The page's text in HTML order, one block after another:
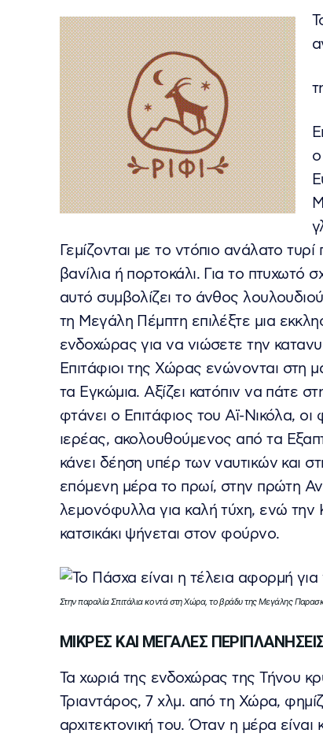
Γεμίζονται με το ντόπιο ανάλατο
βανίλια ή πορτοκάλι. Για το πτυχωτό
αυτό συμβολίζει το άνθος
τη Μεγάλη Πέμπτη επιλέξτε μια
ενδοχώρας για να νιώσετε την
Επιτάφιοι της Χώρας ενώνονται στη
τα Εγκώμια. Αξίζει κατόπιν να πάτε
φτάνει ο Επιτάφιος του Αϊ-Νικόλα,
ιερέας, ακολουθούμενος από τα
κάνει δέηση υπέρ των ναυτικών και
επόμενη μέρα το πρωί, στην πρώτη
λεμονόφυλλα για καλή τύχη, ενώ την
κατσικάκι ψήνεται στον φούρνο.
Στην παραλία Σπιτάλια κοντά στη Χώρα, το βράδυ της Μεγάλης
ΜΙΚΡΕΣ ΚΑΙ ΜΕΓΑΛΕΣ
Τα χωριά της ενδοχώρας της Τήνου
Τριαντάρος, 7 χλμ. από τη Χώρα,
αρχιτεκτονική του. Όταν η μέρα